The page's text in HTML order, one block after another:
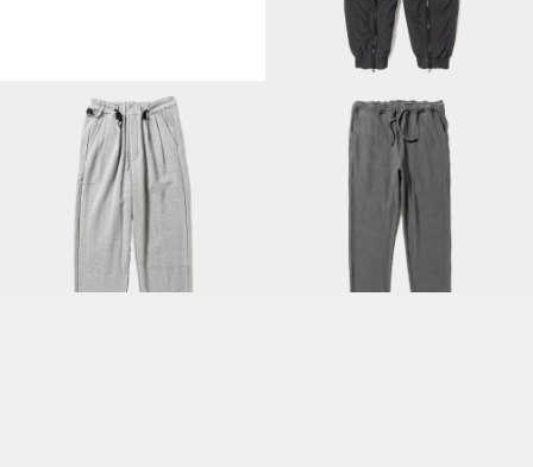
Padding Flight
PT/Lamp Black
Fatigue Sweat
Uneven Fabric Slim